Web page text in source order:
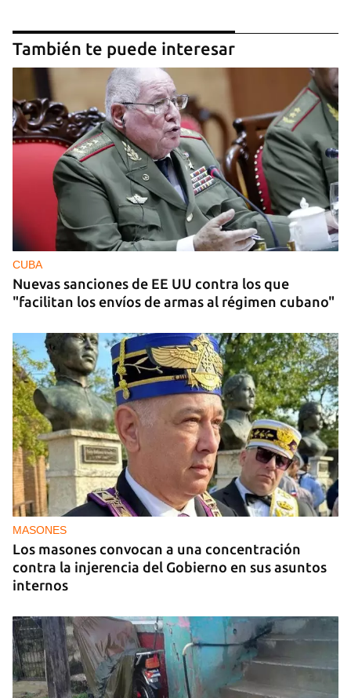
También te puede interesar
CUBA
Nuevas sanciones de EE UU contra los que
"facilitan los envíos de armas al régimen cubano"
MASONES
Los masones convocan a una concentración
contra la injerencia del Gobierno en sus asuntos
internos